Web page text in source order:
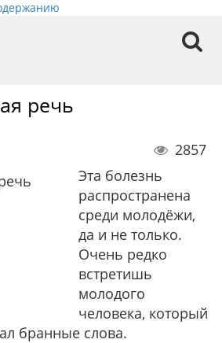
речь
2857
Эта болезнь
распространена
среди молодёжи,
да и не только.
Очень редко
встретишь
молодого
человека, который
бранные слова.